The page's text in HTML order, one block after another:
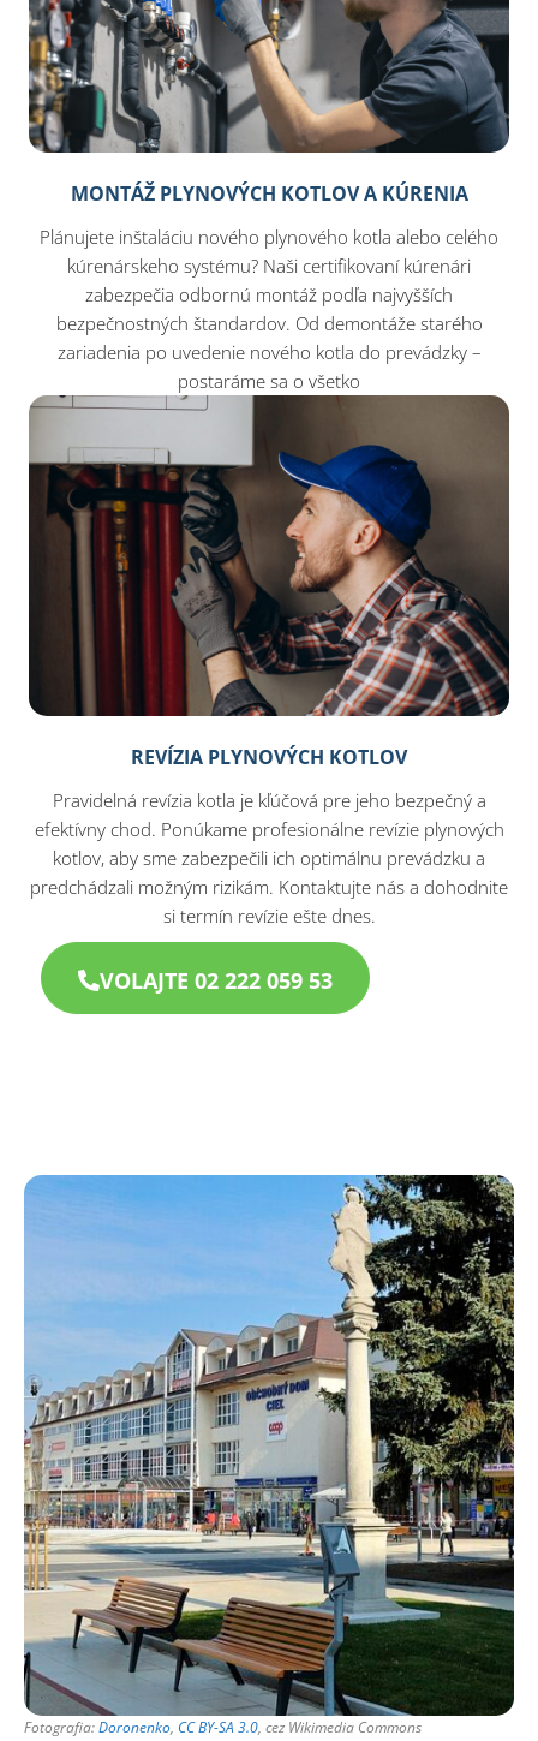
MONTÁŽ PLYNOVÝCH KOTLOV A KÚRENIA
Plánujete inštaláciu nového plynového kotla alebo celého
kúrenárskeho systému? Naši certifikovaní kúrenári
zabezpečia odbornú montáž podľa najvyšších
bezpečnostných štandardov. Od demontáže starého
zariadenia po uvedenie nového kotla do prevádzky –
postaráme sa o všetko
REVÍZIA PLYNOVÝCH KOTLOV
Pravidelná revízia kotla je kľúčová pre jeho bezpečný a
efektívny chod. Ponúkame profesionálne revízie plynových
kotlov, aby sme zabezpečili ich optimálnu prevádzku a
predchádzali možným rizikám. Kontaktujte nás a dohodnite
si termín revízie ešte dnes.
VOLAJTE 02 222 059 53
Fotografia:Doronenko, CC BY-SA 3.0, cez Wikimedia Commons